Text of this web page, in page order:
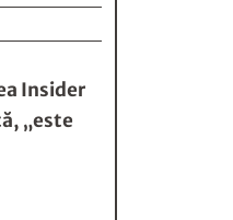
Insider
„este